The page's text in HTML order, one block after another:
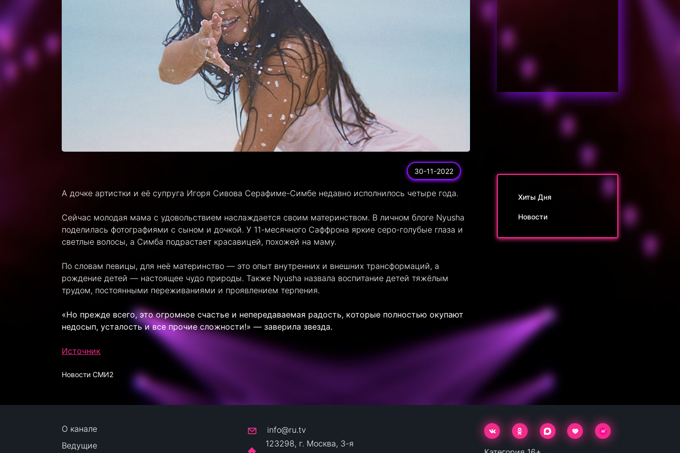
30-11-2022
А дочке артистки и её супруга Игоря Сивова Серафиме-Симбе недавно исполнилось четыре года.
Сейчас молодая мама с удовольствием наслаждается своим материнством. В личном блоге Nyusha
поделилась фотографиями с сыном и дочкой. У 11-месячного Саффрона яркие серо-голубые глаза и
светлые волосы, а Симба подрастает красавицей, похожей на маму.
По словам певицы, для неё материнство — это опыт внутренних и внешних трансформаций, а
рождение детей — настоящее чудо природы. Также Nyusha назвала воспитание детей тяжёлым
трудом, постоянными переживаниями и проявлением терпения.
«Но прежде всего, это огромное счастье и непередаваемая радость, которые полностью окупают
недосып, усталость и все прочие сложности!» — заверила звезда.
Источник
Новости СМИ2
Хиты Дня
Новости
О канале
Ведущие
info@ru.tv
123298, г. Москва, 3-я